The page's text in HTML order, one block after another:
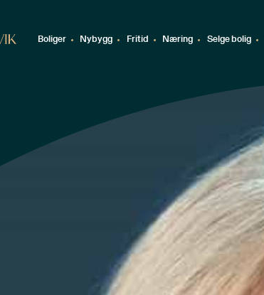
Boliger Nybygg Fritid Næring Selge bolig